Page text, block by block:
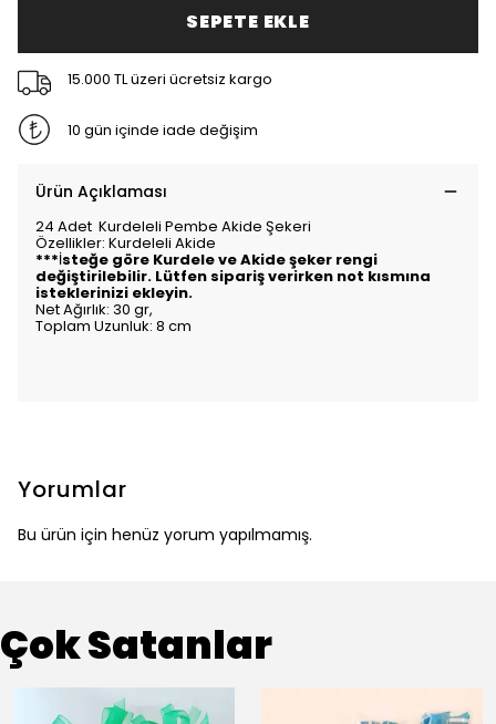
SEPETE EKLE
15.000 TL üzeri ücretsiz kargo
10 gün içinde iade değişim
Ürün Açıklaması
24 Adet Kurdeleli Pembe Akide Şekeri
Özellikler: Kurdeleli Akide
***İsteğe göre Kurdele ve Akide şeker rengi
değiştirilebilir. Lütfen sipariş verirken not kısmına
isteklerinizi ekleyin.
Net Ağırlık: 30 gr,
Toplam Uzunluk: 8 cm
Yorumlar
Bu ürün için henüz yorum yapılmamış.
Çok Satanlar